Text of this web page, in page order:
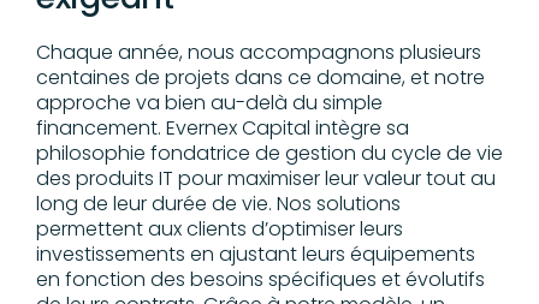
Chaque année, nous accompagnons plusieurs
centaines de projets dans ce domaine, et notre
approche va bien au-delà du simple
financement. Evernex Capital intègre sa
philosophie fondatrice de gestion du cycle de vie
des produits IT pour maximiser leur valeur tout au
long de leur durée de vie. Nos solutions
permettent aux clients d’optimiser leurs
investissements en ajustant leurs équipements
en fonction des besoins spécifiques et évolutifs